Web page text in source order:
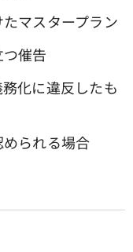
マスタープラン
催告
化に違反したも
られる場合